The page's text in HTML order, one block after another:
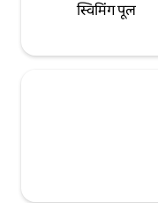
स्विमिंग पूल